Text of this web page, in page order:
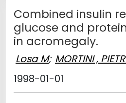
Combined insulin
glucose and
in acromegaly.
Losa M; MORTINI ,
1998-01-01